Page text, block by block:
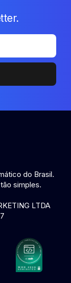
do Brasil.
simples.
LTDA